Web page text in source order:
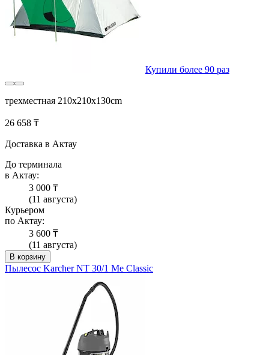
Купили более 90 раз
трехместная 210x210x130cm
26 658 ₸
Доставка в Актау
До терминала
в Актау:
3 000 ₸
(11 августа)
Курьером
по Актау:
3 600 ₸
(11 августа)
В корзину
Пылесос Karcher NT 30/1 Me Classic